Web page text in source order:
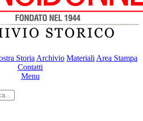
Storia Archivio Materiali Area Stampa
Contatti
Menu